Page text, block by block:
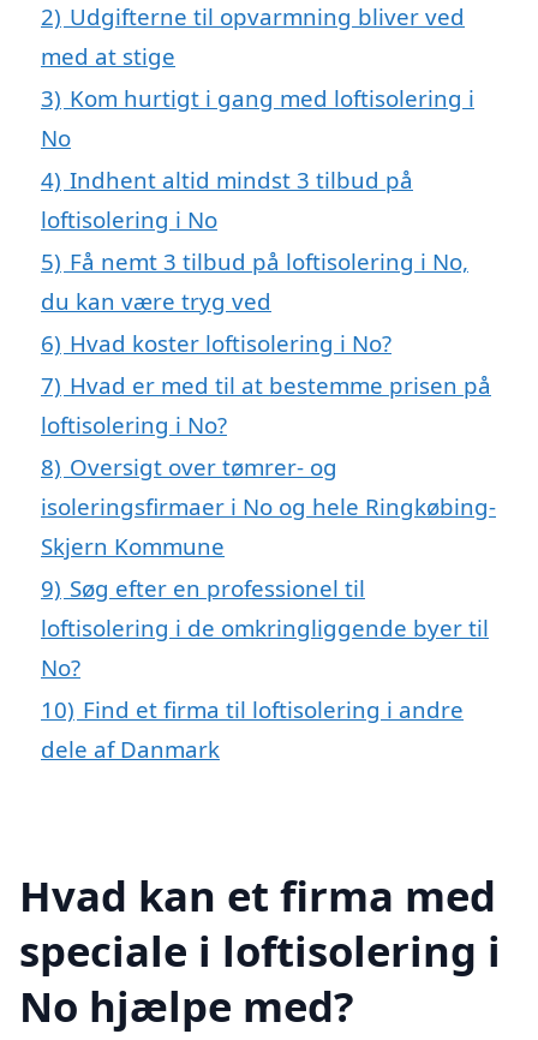
2) Udgifterne til opvarmning bliver ved
med at stige
3) Kom hurtigt i gang med loftisolering i
No
4) Indhent altid mindst 3 tilbud på
loftisolering i No
5) Få nemt 3 tilbud på loftisolering i No,
du kan være tryg ved
6) Hvad koster loftisolering i No?
7) Hvad er med til at bestemme prisen på
loftisolering i No?
8) Oversigt over tømrer- og
isoleringsfirmaer i No og hele Ringkøbing-
Skjern Kommune
9) Søg efter en professionel til
loftisolering i de omkringliggende byer til
No?
10) Find et firma til loftisolering i andre
dele af Danmark
Hvad kan et firma med
speciale i loftisolering i
No hjælpe med?